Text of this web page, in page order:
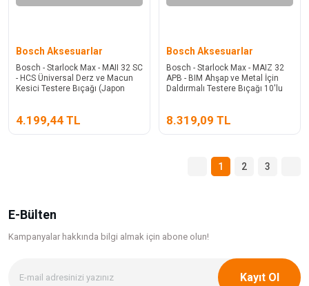
Bosch Aksesuarlar
Bosch - Starlock Max - MAII 32 SC
- HCS Üniversal Derz ve Macun
Kesici Testere Bıçağı (Japon
4.199,44 TL
Bosch Aksesuarlar
Bosch - Starlock Max - MAIZ 32
APB - BIM Ahşap ve Metal İçin
Daldırmalı Testere Bıçağı 10'lu
8.319,09 TL
1 2 3
E-Bülten
Kampanyalar hakkında bilgi almak için abone olun!
Kayıt Ol